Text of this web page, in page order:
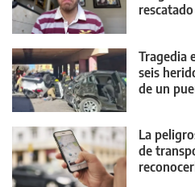
Tragedia
seis
de un
La
de